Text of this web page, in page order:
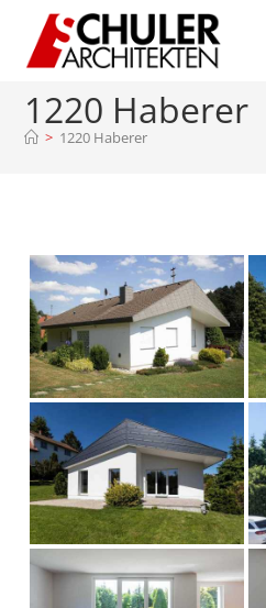
1220 Haberer
> 1220 Haberer